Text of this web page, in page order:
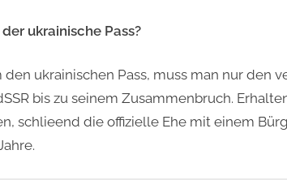
ukrainische Pass?
den ukrainischen Pass, muss man nur den
bis zu seinem Zusammenbruch.
schlieend die offizielle Ehe mit einem